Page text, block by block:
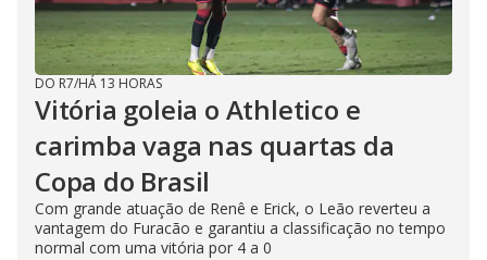
DO R7/HÁ 13 HORAS
Vitória goleia o Athletico e
carimba vaga nas quartas da
Copa do Brasil
Com grande atuação de Renê e Erick, o Leão reverteu a
vantagem do Furacão e garantiu a classificação no tempo
normal com uma vitória por 4 a 0